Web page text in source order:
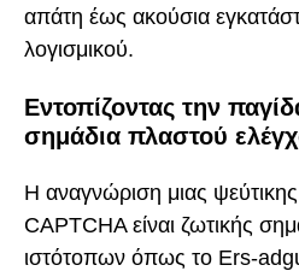
απάτη έως ακούσια
λογισμικού.
Εντοπίζοντας την
σημάδια πλαστού
Η αναγνώριση μιας
CAPTCHA είναι ζωτικής
ιστότοπων όπως το Ers-